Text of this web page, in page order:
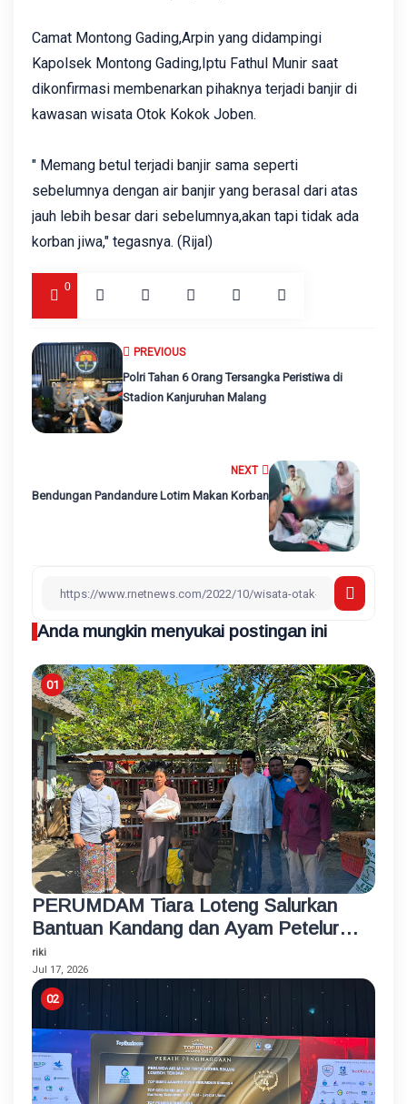
Camat Montong Gading,Arpin yang didampingi
Kapolsek Montong Gading,Iptu Fathul Munir saat
dikonfirmasi membenarkan pihaknya terjadi banjir di
kawasan wisata Otok Kokok Joben.
" Memang betul terjadi banjir sama seperti
sebelumnya dengan air banjir yang berasal dari atas
jauh lebih besar dari sebelumnya,akan tapi tidak ada
korban jiwa," tegasnya. (Rijal)
0
NEXT
Bendungan Pandandure Lotim Makan Korban
PREVIOUS
Polri Tahan 6 Orang Tersangka Peristiwa di
Stadion Kanjuruhan Malang
Anda mungkin menyukai postingan ini
PERUMDAM Tiara Loteng Salurkan
Bantuan Kandang dan Ayam Petelur
Rumahan untuk Santri Korban
Kebakaran
riki
Jul 17, 2026